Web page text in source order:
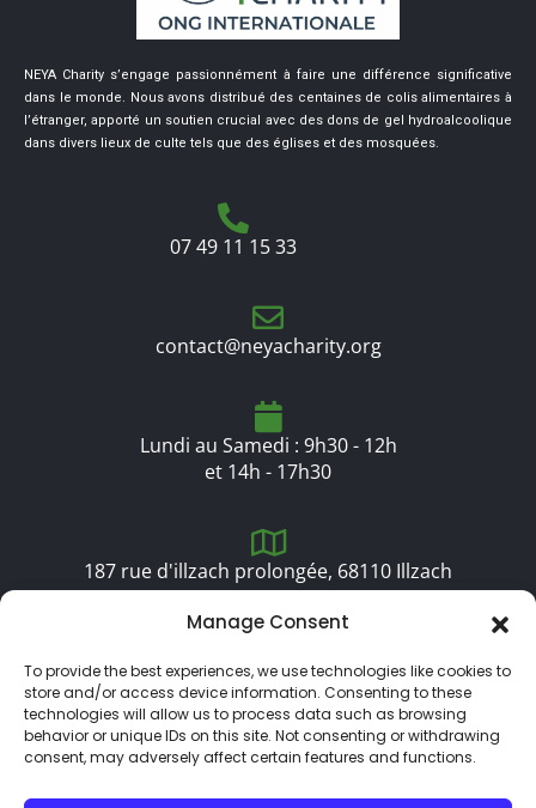
Manage Consent
To provide the best experiences, we use technologies like cookies to
store and/or access device information. Consenting to these
technologies will allow us to process data such as browsing
behavior or unique IDs on this site. Not consenting or withdrawing
consent, may adversely affect certain features and functions.
NEYA Charity s’engage passionnément à faire une différence significative
dans le monde. Nous avons distribué des centaines de colis alimentaires à
l’étranger, apporté un soutien crucial avec des dons de gel hydroalcoolique
dans divers lieux de culte tels que des églises et des mosquées.
07 49 11 15 33
contact@neyacharity.org
Lundi au Samedi : 9h30 - 12h
et 14h - 17h30
187 rue d'illzach prolongée, 68110 Illzach
Mentions légalesConfidentialitéFAQC.G.U